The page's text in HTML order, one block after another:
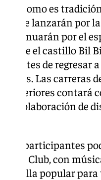
como es
se lanzarán por
continuarán por el
desde el castillo Bil
antes de regresar
Las carreras
anteriores contará
la colaboración de
los participantes
Club, con
paella popular